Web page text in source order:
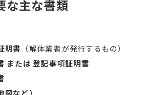
な主な書類
明書 （解体業者が発行するもの）
または 登記事項証明書
など）